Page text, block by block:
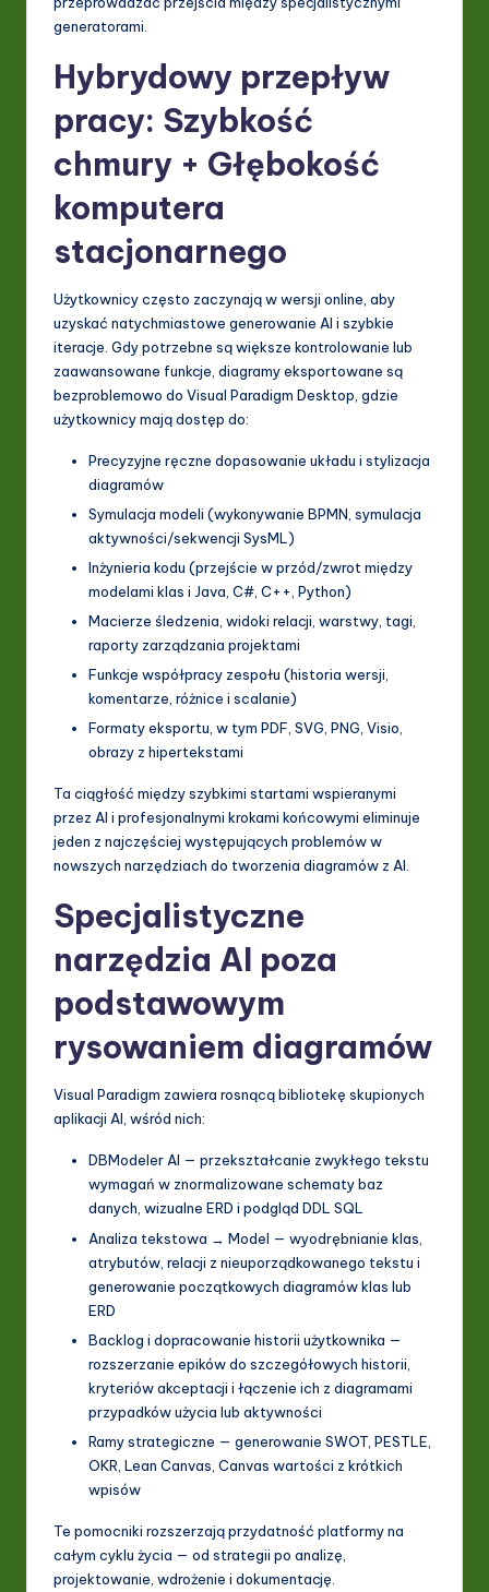
generatorami.
Hybrydowy przepływ
pracy: Szybkość
chmury + Głębokość
komputera
stacjonarnego
Użytkownicy często zaczynają w wersji online, aby
uzyskać natychmiastowe generowanie AI i szybkie
iteracje. Gdy potrzebne są większe kontrolowanie lub
zaawansowane funkcje, diagramy eksportowane są
bezproblemowo do Visual Paradigm Desktop, gdzie
użytkownicy mają dostęp do:
Precyzyjne ręczne dopasowanie układu i stylizacja
diagramów
Symulacja modeli (wykonywanie BPMN, symulacja
aktywności/sekwencji SysML)
Inżynieria kodu (przejście w przód/zwrot między
modelami klas i Java, C#, C++, Python)
Macierze śledzenia, widoki relacji, warstwy, tagi,
raporty zarządzania projektami
Funkcje współpracy zespołu (historia wersji,
komentarze, różnice i scalanie)
Formaty eksportu, w tym PDF, SVG, PNG, Visio,
obrazy z hipertekstami
Ta ciągłość między szybkimi startami wspieranymi
przez AI i profesjonalnymi krokami końcowymi eliminuje
jeden z najczęściej występujących problemów w
nowszych narzędziach do tworzenia diagramów z AI.
Specjalistyczne
narzędzia AI poza
podstawowym
rysowaniem diagramów
Visual Paradigm zawiera rosnącą bibliotekę skupionych
aplikacji AI, wśród nich:
DBModeler AI — przekształcanie zwykłego tekstu
wymagań w znormalizowane schematy baz
danych, wizualne ERD i podgląd DDL SQL
Analiza tekstowa → Model — wyodrębnianie klas,
atrybutów, relacji z nieuporządkowanego tekstu i
generowanie początkowych diagramów klas lub
ERD
Backlog i dopracowanie historii użytkownika —
rozszerzanie epików do szczegółowych historii,
kryteriów akceptacji i łączenie ich z diagramami
przypadków użycia lub aktywności
Ramy strategiczne — generowanie SWOT, PESTLE,
OKR, Lean Canvas, Canvas wartości z krótkich
wpisów
Te pomocniki rozszerzają przydatność platformy na
całym cyklu życia — od strategii po analizę,
projektowanie, wdrożenie i dokumentację.